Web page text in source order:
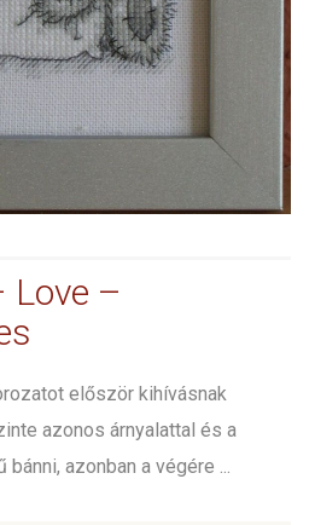
Love –
először kihívásnak
azonos árnyalattal és a
azonban a végére ...